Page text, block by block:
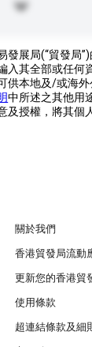
發展局(“貿發局”)
入其全部或任何
供本地及/或海外
中所述之其他用
及授權，將其個
關於我們
香港貿發局流動
更新您的香港貿
使用條款
超連結條款及細